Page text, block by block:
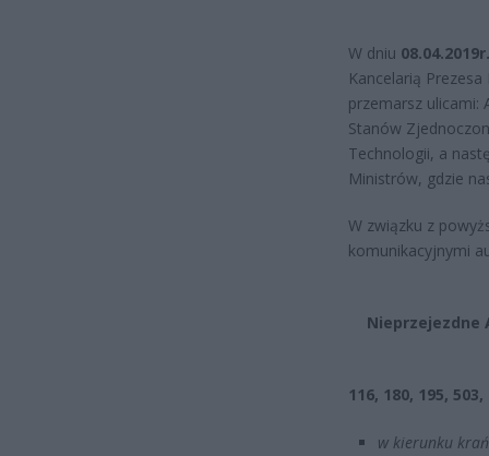
W dniu
Kancelarią
przemarsz ulicami:
Stanów
Technologii, a
Ministrów, gdzie
W związku z
komunikacyjnymi
Nieprzejezdne
116, 180, 195, 503,
w kierunku